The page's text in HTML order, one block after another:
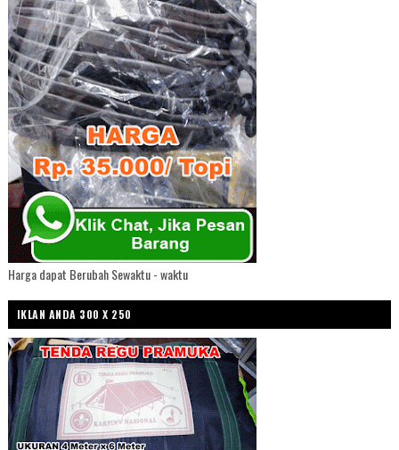
Harga dapat Berubah Sewaktu - waktu
IKLAN ANDA 300 X 250